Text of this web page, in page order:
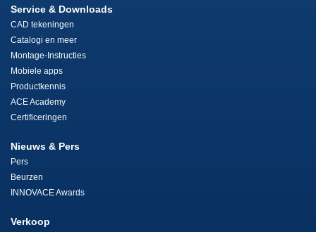
Service & Downloads
CAD tekeningen
Catalogi en meer
Montage-Instructies
Mobiele apps
Productkennis
ACE Academy
Certificeringen
Nieuws & Pers
Pers
Beurzen
INNOVACE Awards
Verkoop